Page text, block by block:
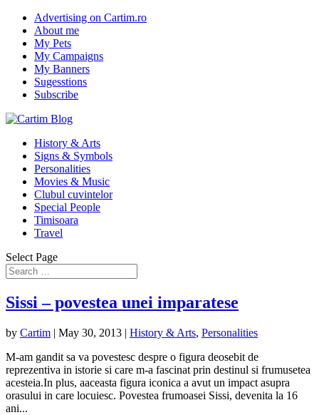
Advertising on Cartim.ro
About me
My Pets
My Campaigns
My Banners
Sugesstions
Subscribe
History & Arts
Signs & Symbols
Personalities
Movies & Music
Clubul cuvintelor
Special People
Timisoara
Travel
Select Page
Sissi – povestea unei imparatese
by Cartim | May 30, 2013 | History & Arts, Personalities
M-am gandit sa va povestesc despre o figura deosebit de
reprezentiva in istorie si care m-a fascinat prin destinul si frumusetea
acesteia.In plus, aaceasta figura iconica a avut un impact asupra
orasului in care locuiesc. Povestea frumoasei Sissi, devenita la 16
ani...